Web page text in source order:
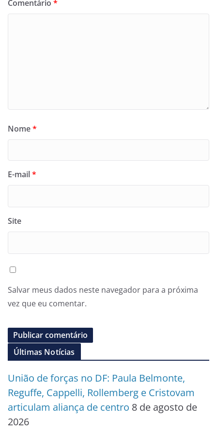
Comentário *
Nome*
E-mail*
Site
Salvar meus dados neste navegador para a próxima
vez que eu comentar.
Últimas Notícias
União de forças no DF: Paula Belmonte,
Reguffe, Cappelli, Rollemberg e Cristovam
articulam aliança de centro 8 de agosto de
2026